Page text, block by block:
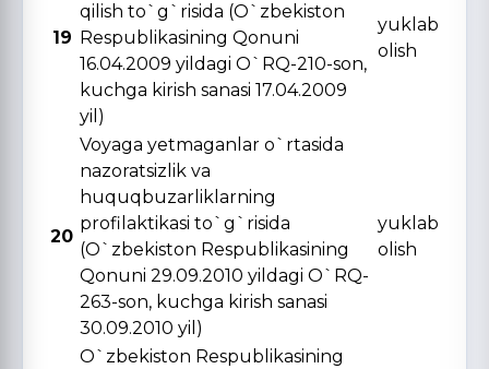
19
qilish to`g`risida (O`zbekiston
Respublikasining Qonuni
16.04.2009 yildagi O`RQ-210-son,
kuchga kirish sanasi 17.04.2009
yil)
yuklab
olish
20
Voyaga yetmaganlar o`rtasida
nazoratsizlik va
huquqbuzarliklarning
profilaktikasi to`g`risida
(O`zbekiston Respublikasining
Qonuni 29.09.2010 yildagi O`RQ-
263-son, kuchga kirish sanasi
30.09.2010 yil)
yuklab
olish
O`zbekiston Respublikasining